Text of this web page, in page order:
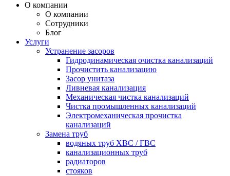
О компании
О компании
Сотрудники
Блог
Услуги
Устранение засоров
Гидродинамическая очистка канализаций
Прочистить канализацию
Засор унитаза
Ливневая канализация
Механическая чистка канализаций
Чистка промышленных канализаций
Электромеханическая прочистка
канализаций
Замена труб
водяных труб ХВС / ГВС
канализационных труб
радиаторов
стояков